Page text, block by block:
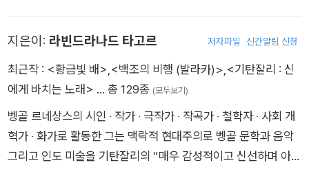
강렬한 호기심. 그것이 나의 종교”였던 문필가이자 농부, 자연주
1921년 자연으로 돌아갔다. 현재 미국에는 그의 이름을 딴 여러
초·중·고등학교가 있으며, 그의 정신을 기리고자 존버로스협회가
설립되었다. 이 협회는 존 버로스의 오두막을 보호구역으로 유지
하며 매해 자연사에서 두각을 나타낸 작가를 선정 “존 버로스
상”을 수상하고 있다.
서 심도 있게 형상화된다. 특히 하디의 《무명의 주드》는 사촌 간
의 사랑을 다룬 것 때문에 파격적이고 급진적인 소설로 많은 비판
을 받았는데, 하디는 이 작품을 끝으로 소설 쓰기를 그만두고 시
10년에 국왕으로부터 공로 대훈장을 받았고, 1920년과 1925년
에 각각 케임브리지대학과 옥스퍼드대학으로부터 명예 문학박사
학위를, 애버딘·브리스틀대학 등에서도 명예 학위를 받았다. 191
이야기를 들려주곤 했는데, 훗날 그는 『어린이의 시의 정원』에서
유모에게 헌사를 바쳤다. 또한 어린 시절 내내 어머니와 유모에게
이야기를 들려주기도 하고 직접 쓰기도 했다. 1867년 집안의 바
하고 법으로 전공을 바꿨다. 당시 가족과 수시로 여행을 다니며
글쓰기의 영감을 받았고 이후 여행 이야기를 즐겨 썼다. 대학 시
절 대마를 피우고 매음굴에 드나들기도 했으며 종교를 저버리고
지은이: 라빈드라나드 타고르 저자파일 신간알림 신청
최근작 : <황금빛 배> <백조의 비행 (발라카)> <기탄잘리 : 신
에게 바치는 노래> … 총 129종 (모두보기)
벵골 르네상스의 시인 ‧ 작가 ‧ 극작가 ‧ 작곡가 ‧ 철학자 ‧ 사회 개
혁가 ‧ 화가로 활동한 그는 맥락적 현대주의로 벵골 문학과 음악
그리고 인도 미술을 기탄잘리의 “매우 감성적이고 신선하며 아름